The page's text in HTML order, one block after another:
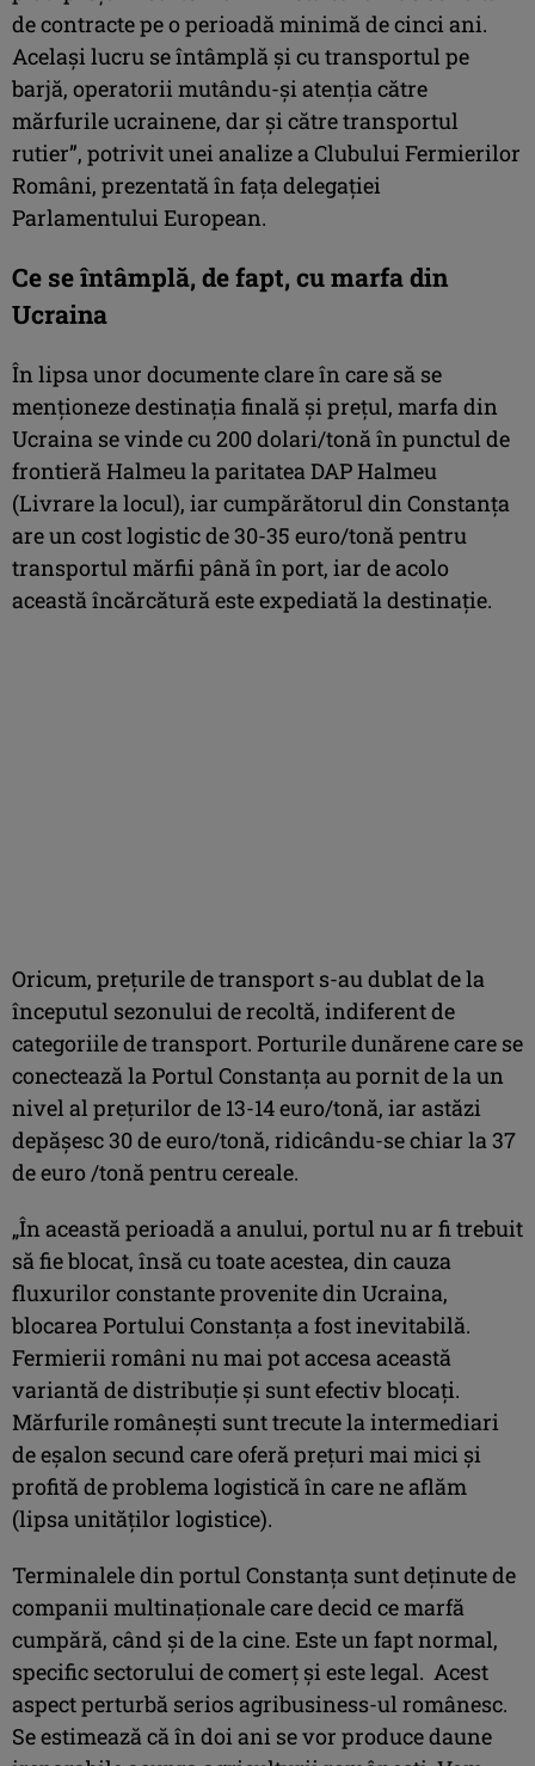
de contracte pe o perioadă minimă de cinci ani.
Același lucru se întâmplă și cu transportul pe
barjă, operatorii mutându-și atenția către
mărfurile ucrainene, dar și către transportul
rutier”, potrivit unei analize a Clubului Fermierilor
Români, prezentată în fața delegației
Parlamentului European.
Ce se întâmplă, de fapt, cu marfa din
Ucraina
În lipsa unor documente clare în care să se
menționeze destinația finală și prețul, marfa din
Ucraina se vinde cu 200 dolari/tonă în punctul de
frontieră Halmeu la paritatea DAP Halmeu
(Livrare la locul), iar cumpărătorul din Constanța
are un cost logistic de 30-35 euro/tonă pentru
transportul mărfii până în port, iar de acolo
această încărcătură este expediată la destinație.
Oricum, prețurile de transport s-au dublat de la
începutul sezonului de recoltă, indiferent de
categoriile de transport. Porturile dunărene care se
conectează la Portul Constanța au pornit de la un
nivel al prețurilor de 13-14 euro/tonă, iar astăzi
depășesc 30 de euro/tonă, ridicându-se chiar la 37
de euro /tonă pentru cereale.
„În această perioadă a anului, portul nu ar fi trebuit
să fie blocat, însă cu toate acestea, din cauza
fluxurilor constante provenite din Ucraina,
blocarea Portului Constanța a fost inevitabilă.
Fermierii români nu mai pot accesa această
variantă de distribuție și sunt efectiv blocați.
Mărfurile românești sunt trecute la intermediari
de eșalon secund care oferă prețuri mai mici și
profită de problema logistică în care ne aflăm
(lipsa unităților logistice).
Terminalele din portul Constanța sunt deținute de
companii multinaționale care decid ce marfă
cumpără, când și de la cine. Este un fapt normal,
specific sectorului de comerț și este legal. Acest
aspect perturbă serios agribusiness-ul românesc.
Se estimează că în doi ani se vor produce daune